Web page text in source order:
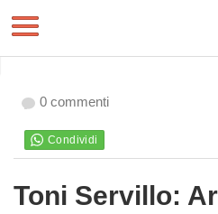
0 commenti
Toni Servillo: